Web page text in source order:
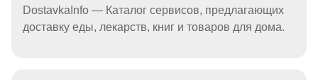
DostavkaInfo — Каталог сервисов, предлагающих
доставку еды, лекарств, книг и товаров для дома.